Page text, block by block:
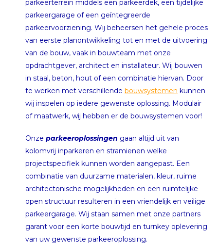
parkeerterrein middels een parkeerdek, een tijdelijke
parkeergarage of een geïntegreerde
parkeervoorziening. Wij beheersen het gehele proces
van eerste planontwikkeling tot en met de uitvoering
van de bouw, vaak in bouwteam met onze
opdrachtgever, architect en installateur. Wij bouwen
in staal, beton, hout of een combinatie hiervan. Door
te werken met verschillende bouwsystemen kunnen
wij inspelen op iedere gewenste oplossing. Modulair
of maatwerk, wij hebben er de bouwsystemen voor!
Onze parkeeroplossingen gaan altijd uit van
kolomvrij inparkeren en stramienen welke
projectspecifiek kunnen worden aangepast. Een
combinatie van duurzame materialen, kleur, ruime
architectonische mogelijkheden en een ruimtelijke
open structuur resulteren in een vriendelijk en veilige
parkeergarage. Wij staan samen met onze partners
garant voor een korte bouwtijd en turnkey oplevering
van uw gewenste parkeeroplossing.